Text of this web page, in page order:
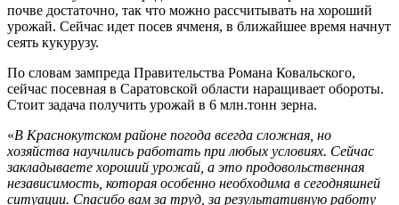
почве достаточно, так что можно рассчитывать на хороший
урожай. Сейчас идет посев ячменя, в ближайшее время начнут
сеять кукурузу.
По словам зампреда Правительства Романа Ковальского,
сейчас посевная в Саратовской области наращивает обороты.
Стоит задача получить урожай в 6 млн.тонн зерна.
«В Краснокутском районе погода всегда сложная, но
хозяйства научились работать при любых условиях. Сейчас
закладываете хороший урожай, а это продовольственная
независимость, которая особенно необходима в сегодняшней
ситуации. Спасибо вам за труд, за результативную работу